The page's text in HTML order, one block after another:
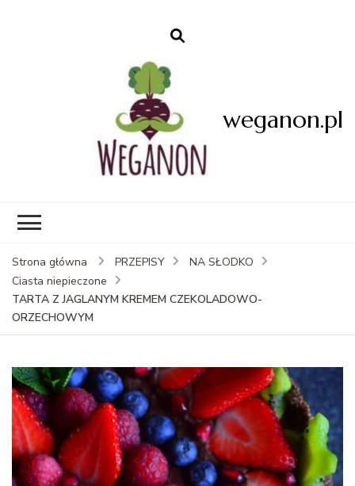
weganon.pl
Strona główna PRZEPISY
NA SŁODKO
Ciasta niepieczone
TARTA Z JAGLANYM KREMEM CZEKOLADOWO-
ORZECHOWYM